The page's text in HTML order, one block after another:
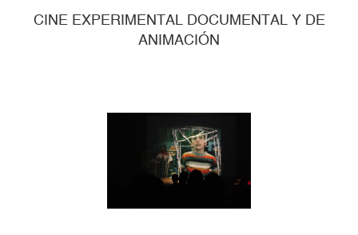
CINE EXPERIMENTAL DOCUMENTAL Y DE
ANIMACIÓN